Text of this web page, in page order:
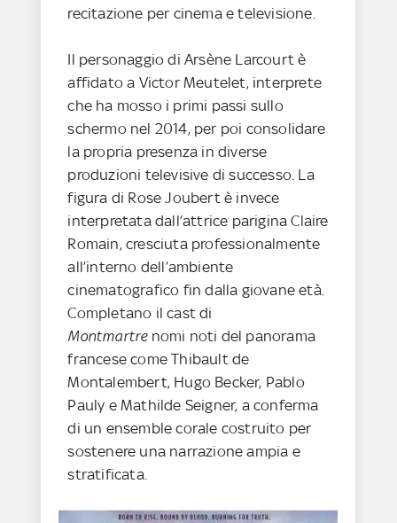
recitazione per cinema e televisione.
Il personaggio di Arsène Larcourt è
affidato a Victor Meutelet, interprete
che ha mosso i primi passi sullo
schermo nel 2014, per poi consolidare
la propria presenza in diverse
produzioni televisive di successo. La
figura di Rose Joubert è invece
interpretata dall’attrice parigina Claire
Romain, cresciuta professionalmente
all’interno dell’ambiente
cinematografico fin dalla giovane età.
Completano il cast di
Montmartre nomi noti del panorama
francese come Thibault de
Montalembert, Hugo Becker, Pablo
Pauly e Mathilde Seigner, a conferma
di un ensemble corale costruito per
sostenere una narrazione ampia e
stratificata.